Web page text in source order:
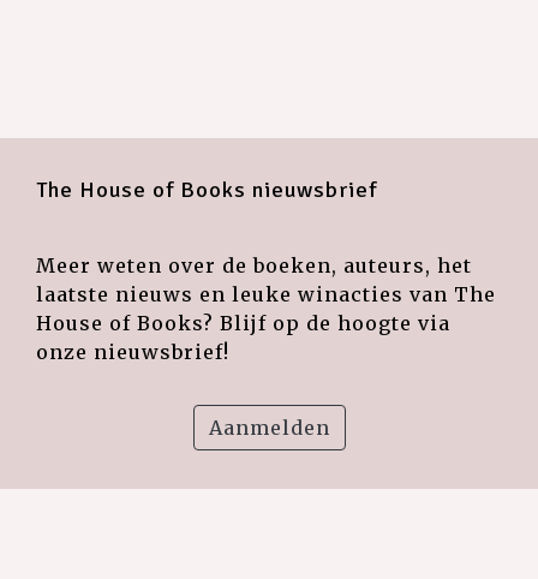
The House of Books nieuwsbrief
Meer weten over de boeken, auteurs, het
laatste nieuws en leuke winacties van The
House of Books? Blijf op de hoogte via
onze nieuwsbrief!
Aanmelden